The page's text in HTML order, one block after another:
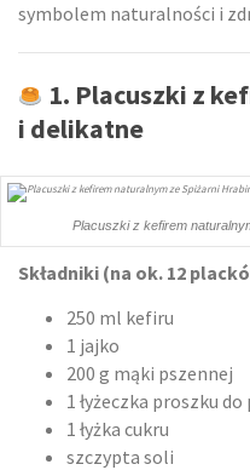
symbolem naturalności i
1. Placuszki z
i delikatne
Placuszki z kefirem
Składniki (na ok. 12
250 ml kefiru
1 jajko
200 g mąki pszennej
1 łyżeczka proszku
1 łyżka cukru
szczypta soli